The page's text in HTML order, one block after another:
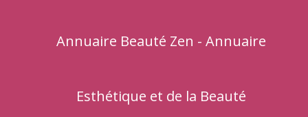
Annuaire Beauté Zen - Annuaire
Esthétique et de la Beauté